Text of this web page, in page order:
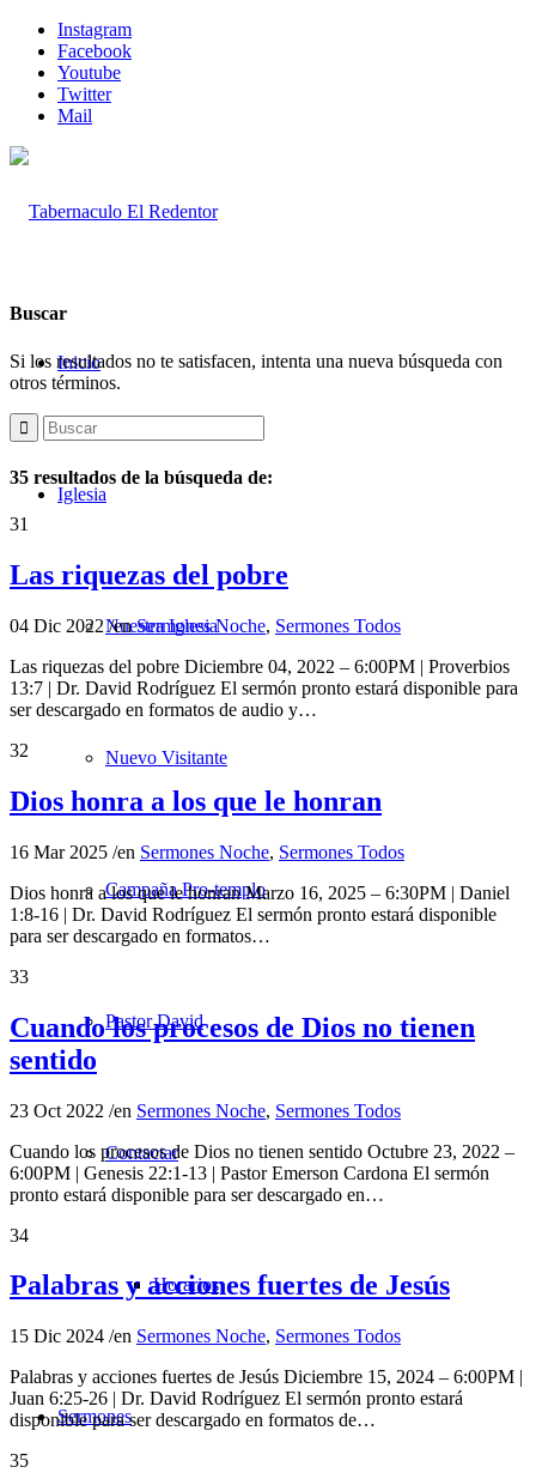
Instagram
Facebook
Youtube
Twitter
Mail
Inicio
Iglesia
Nuestra Iglesia
Nuevo Visitante
Campaña Pro-templo
Pastor David
Contactar
Horarios
Sermones
Buscar
Si los resultados no te satisfacen, intenta una nueva búsqueda con
otros términos.
35 resultados de la búsqueda de:
31
Las riquezas del pobre
04 Dic 2022/enSermones Noche, Sermones Todos
Las riquezas del pobre Diciembre 04, 2022 – 6:00PM | Proverbios
13:7 | Dr. David Rodríguez El sermón pronto estará disponible para
ser descargado en formatos de audio y…
32
Dios honra a los que le honran
16 Mar 2025 /en Sermones Noche, Sermones Todos
Dios honra a los que le honran Marzo 16, 2025 – 6:30PM | Daniel
1:8-16 | Dr. David Rodríguez El sermón pronto estará disponible
para ser descargado en formatos…
33
Cuando los procesos de Dios no tienen
sentido
23 Oct 2022 /en Sermones Noche, Sermones Todos
Cuando los procesos de Dios no tienen sentido Octubre 23, 2022 –
6:00PM | Genesis 22:1-13 | Pastor Emerson Cardona El sermón
pronto estará disponible para ser descargado en…
34
Palabras y acciones fuertes de Jesús
15 Dic 2024 /en Sermones Noche, Sermones Todos
Palabras y acciones fuertes de Jesús Diciembre 15, 2024 – 6:00PM |
Juan 6:25-26 | Dr. David Rodríguez El sermón pronto estará
disponible para ser descargado en formatos de…
35